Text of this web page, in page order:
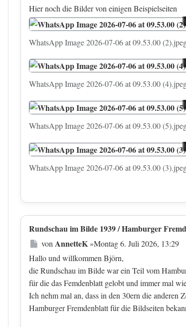
Hier noch die Bilder von einigen Beispielseiten
WhatsApp Image 2026-07-06 at 09.53.00
WhatsApp Image 2026-07-06 at 09.53.00
WhatsApp Image 2026-07-06 at 09.53.00
WhatsApp Image 2026-07-06 at 09.53.00
Rundschau im Bilde 1939 / Hamburger
Beitrag
von AnnetteK»Montag 6. Juli 2026, 13:29
Hallo und willkommen Björn,
die Rundschau im Bilde war ein Teil vom
für die das Femdenblatt gelobt und immer mal
Ich nehm mal an, dass in den 30ern die anderen
Hamburger Fremdenblatt für die Bildseiten